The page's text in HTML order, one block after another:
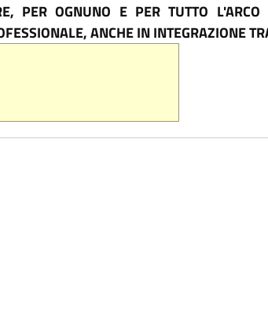
PER OGNUNO E PER TUTTO L'ARCO
ANCHE IN INTEGRAZIONE